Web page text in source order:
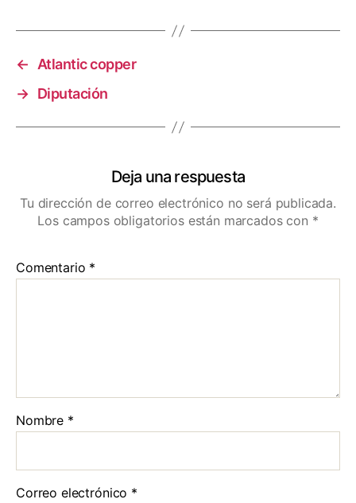
← Atlantic copper
→ Diputación
Deja una respuesta
Tu dirección de correo electrónico no será publicada.
Los campos obligatorios están marcados con *
Comentario *
Nombre *
Correo electrónico *